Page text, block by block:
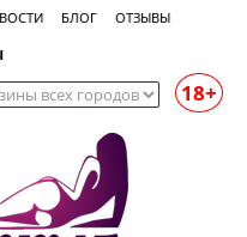
БЛОГ ОТЗЫВЫ
18+